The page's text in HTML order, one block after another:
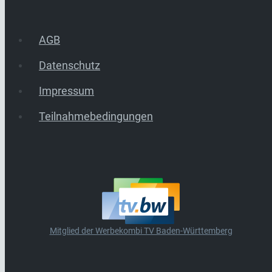
AGB
Datenschutz
Impressum
Teilnahmebedingungen
Mitglied der Werbekombi TV Baden-Württemberg